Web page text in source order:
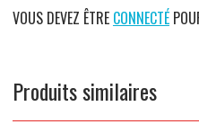
VOUS DEVEZ ÊTRE CONNECTÉ
Produits similaires